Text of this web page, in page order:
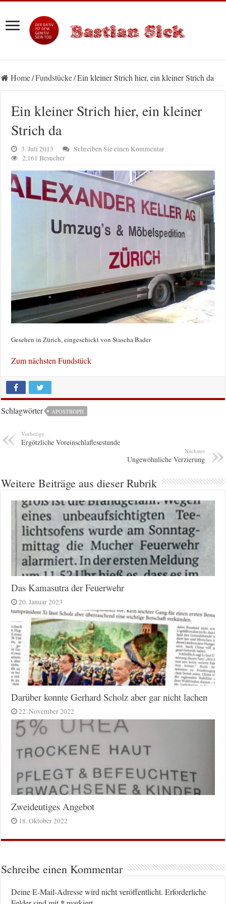
Home/Fundstücke/Ein kleiner Strich hier, ein kleiner Strich da
Ein kleiner Strich hier, ein kleiner
Strich da
3. Juli 2013
Schreiben Sie einen Kommentar
2,161 Besucher
Gesehen in Zürich, eingeschickt von Stascha Bader
Zum nächsten Fundstück
Schlagwörter APOSTROPH
Vorherige
Ergötzliche Voreinschlaflesestunde
Nächstes
Ungewöhnliche Verzierung
Weitere Beiträge aus dieser Rubrik
Das Kamasutra der Feuerwehr
20. Januar 2023
Darüber konnte Gerhard Scholz aber gar nicht lachen
22. November 2022
Zweideutiges Angebot
18. Oktober 2022
Schreibe einen Kommentar
Deine E-Mail-Adresse wird nicht veröffentlicht. Erforderliche